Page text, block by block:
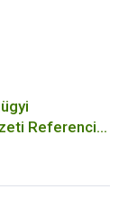
Referencia